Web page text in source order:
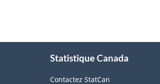
Statistique Canada
Contactez StatCan